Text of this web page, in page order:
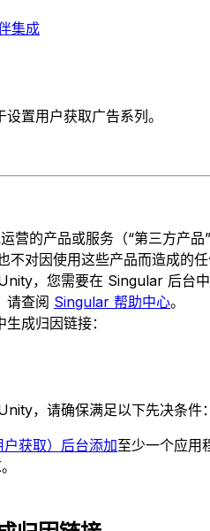
集成
置用户获取广告系列。
营的产品或服务（“第三方产
对因使用这些产品而造成的
，您需要在 Singular 后台中
请查阅 Singular 帮助中心。
成归因链接：
，请确保满足以下先决条件：
获取）后台添加至少一个应用